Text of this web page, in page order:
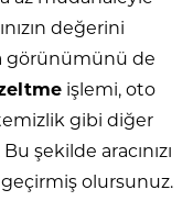
değerini
görünümünü de
işlemi, oto
gibi diğer
şekilde aracınızı
olursunuz.